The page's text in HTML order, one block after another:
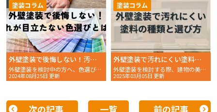
外壁塗装で後悔しない！汚れが目立たない色選びとは？
外壁塗装を検討中の方へ、色選びで迷っていませんか。せっか
2024年08月25日 更新
塗装コラム
外壁塗装で汚れにくい塗料を選ぶには？塗料の種類と選び方のポイント
外壁塗装を検討する際、建物の美観を長く保つためには「汚れに
2025年03月05日 更新
塗装コラム
次の記事 一覧 前の記事